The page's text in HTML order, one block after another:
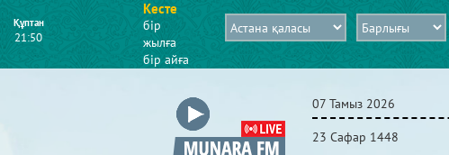
Құптан
21:50
Кесте
бір
жылға
бір айға
07 Тамыз 2026
23 Сафар 1448